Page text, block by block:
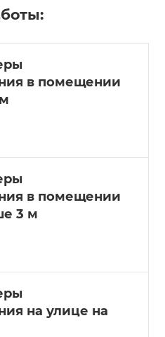
в помещении
в помещении
3 м
на улице на